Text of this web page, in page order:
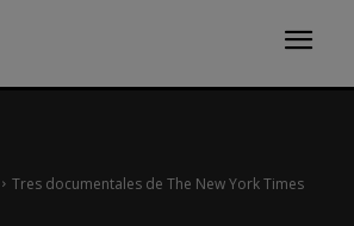
Tres documentales de The New York Times